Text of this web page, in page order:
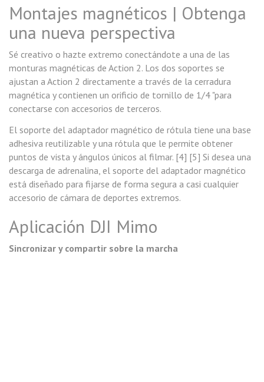
Montajes magnéticos | Obtenga
una nueva perspectiva
Sé creativo o hazte extremo conectándote a una de las
monturas magnéticas de Action 2. Los dos soportes se
ajustan a Action 2 directamente a través de la cerradura
magnética y contienen un orificio de tornillo de 1/4 "para
conectarse con accesorios de terceros.
El soporte del adaptador magnético de rótula tiene una base
adhesiva reutilizable y una rótula que le permite obtener
puntos de vista y ángulos únicos al filmar. [4] [5] Si desea una
descarga de adrenalina, el soporte del adaptador magnético
está diseñado para fijarse de forma segura a casi cualquier
accesorio de cámara de deportes extremos.
Aplicación DJI Mimo
Sincronizar y compartir sobre la marcha